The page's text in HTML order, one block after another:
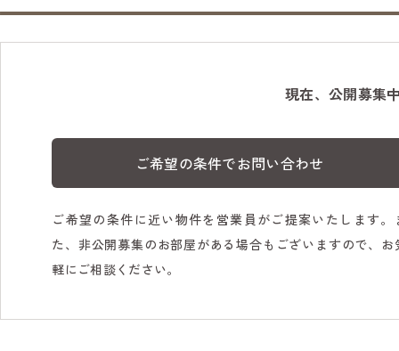
現在、公開募集
ご希望の条件でお問い合わせ
ご希望の条件に近い物件を営業員がご提案いたします。
た、非公開募集のお部屋がある場合もございますので、お
軽にご相談ください。